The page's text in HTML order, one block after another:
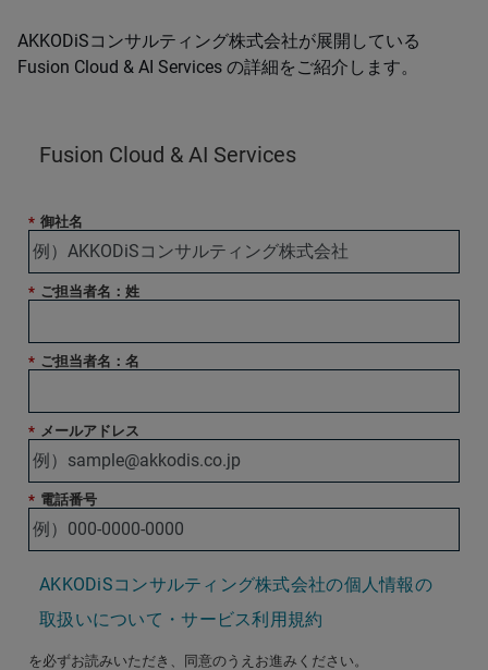
AKKODiSコンサルティング株式会社が展開している
Fusion Cloud & AI Services の詳細をご紹介します。
Fusion Cloud & AI Services
* 御社名
* ご担当者名：姓
* ご担当者名：名
* メールアドレス
* 電話番号
AKKODiSコンサルティング株式会社の個人情報の
取扱いについて・サービス利用規約
を必ずお読みいただき、同意のうえお進みください。